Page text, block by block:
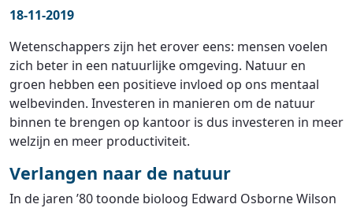
18-11-2019
Wetenschappers zijn het erover eens: mensen voelen
zich beter in een natuurlijke omgeving. Natuur en
groen hebben een positieve invloed op ons mentaal
welbevinden. Investeren in manieren om de natuur
binnen te brengen op kantoor is dus investeren in meer
welzijn en meer productiviteit.
Verlangen naar de natuur
In de jaren ’80 toonde bioloog Edward Osborne Wilson